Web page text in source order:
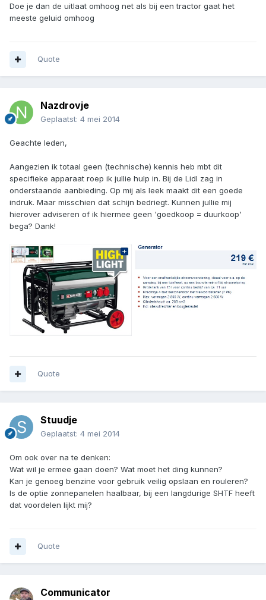
Doe je dan de uitlaat omhoog net als bij een tractor gaat het
meeste geluid omhoog
Quote
Nazdrovje
Geplaatst: 4 mei 2014
Geachte leden,
Aangezien ik totaal geen (technische) kennis heb mbt dit
specifieke apparaat roep ik jullie hulp in. Bij de Lidl zag in
onderstaande aanbieding. Op mij als leek maakt dit een goede
indruk. Maar misschien dat schijn bedriegt. Kunnen jullie mij
hierover adviseren of ik hiermee geen 'goedkoop = duurkoop'
bega? Dank!
Quote
Stuudje
Geplaatst: 4 mei 2014
Om ook over na te denken:
Wat wil je ermee gaan doen? Wat moet het ding kunnen?
Kan je genoeg benzine voor gebruik veilig opslaan en rouleren?
Is de optie zonnepanelen haalbaar, bij een langdurige SHTF heeft
dat voordelen lijkt mij?
Quote
Communicator